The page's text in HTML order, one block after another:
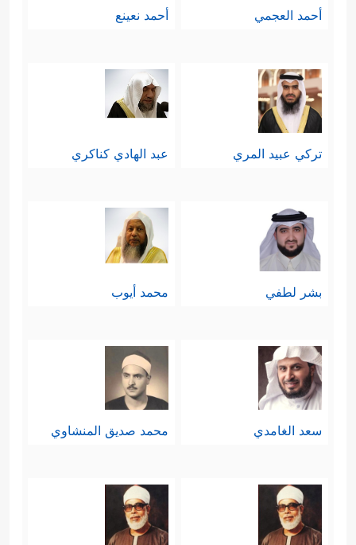
أحمد العجمي أحمد نعينع
تركي عبيد المري عبد الهادي كناكري
بشر لطفي محمد أيوب
سعد الغامدي محمد صديق المنشاوي